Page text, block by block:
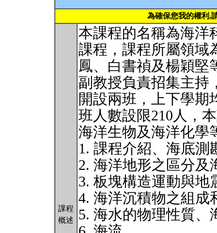
為確保您我的權利,
課程
概述
本課程的名稱為海洋
課程，課程所屬領域
鳳、白書禎及楊穎堅
副教授負責招集主持
開設兩班，上下學期
班人數設限210人，
海洋生物及海洋化學
1. 課程介紹、海底測
2. 海洋地形之區分及
3. 板塊構造運動與地
4. 海洋沉積物之組成
5. 海水的物理性質、